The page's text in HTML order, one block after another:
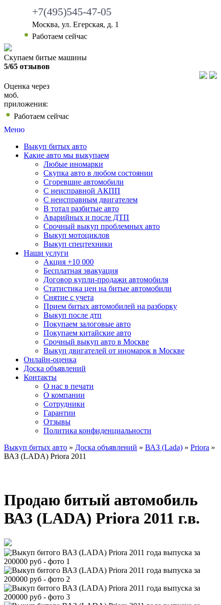
+7(495)545-47-05
Москва, ул. Егерская, д. 1
Работаем сейчас
Скупаем битые машины
5/65 отзывов
Оценка через
моб.
приложения:
Работаем сейчас
Меню
Выкуп битых авто
Какие авто мы выкупаем
Любые иномарки
Скупка авто в любом состоянии
Сгоревшие автомобили
С неисправной АКПП
С неисправным двигателем
В тотал разбитые авто
Аварийных и после ДТП
Срочный выкуп проблемных авто
Выкуп мотоциклов
Выкуп спецтехники
Наши услуги
Акция +10 000
Бесплатная эвакуация
Договор купли-продажи автомобиля
Статистика цен на битые автомобили
Снятие с учета
Прием битых автомобилей на разборку
Выкуп после дтп
Покупаем залоговые авто
Покупаем китайские авто
Срочный выкуп авто в Москве
Выкуп двигателей от иномарок в Москве
Онлайн-оценка
Доска объявлений
Контакты
О нас в печати
О компании
Сотрудники
Гарантии
Отзывы
Политика конфиденциальности
Выкуп битых авто » Доска объявлений » ВАЗ (Lada) » Priora »
ВАЗ (LADA) Priora 2011
Продаю битый автомобиль
ВАЗ (LADA) Priora 2011 г.в.